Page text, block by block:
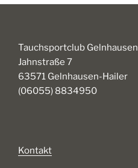
Tauchsportclub Gelnhausen
Jahnstraße 7
63571 Gelnhausen-Hailer
(06055) 8834950
Kontakt